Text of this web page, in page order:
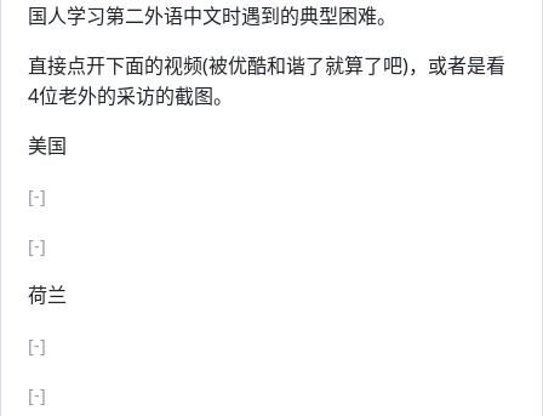
国人学习第二外语中文时遇到的典型困难。
直接点开下面的视频(被优酷和谐了就算了吧)，或者是看
4位老外的采访的截图。
美国
[-]
[-]
荷兰
[-]
[-]